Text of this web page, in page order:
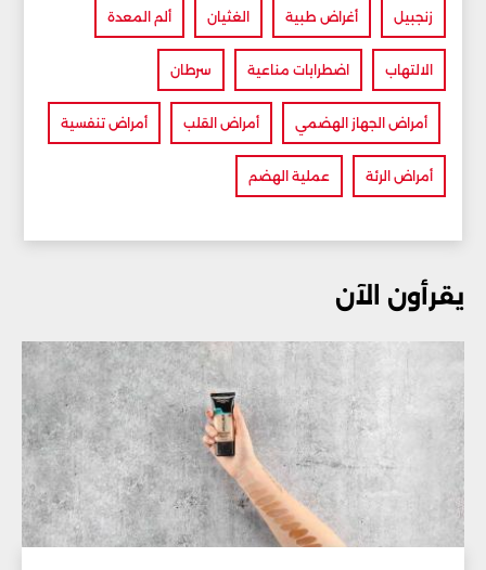
زنجبيل أغراض طبية الغثيان ألم المعدة
الالتهاب اضطرابات مناعية سرطان
أمراض الجهاز الهضمي أمراض القلب أمراض تنفسية
أمراض الرئة عملية الهضم
يقرأون الآن